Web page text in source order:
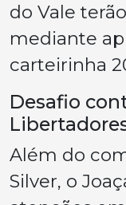
do Vale
mediante
carteirinha
Desafio
Além do
Silver, o